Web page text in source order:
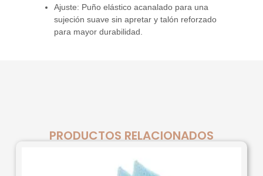
Ajuste: Puño elástico acanalado para una
sujeción suave sin apretar y talón reforzado
para mayor durabilidad.
PRODUCTOS RELACIONADOS